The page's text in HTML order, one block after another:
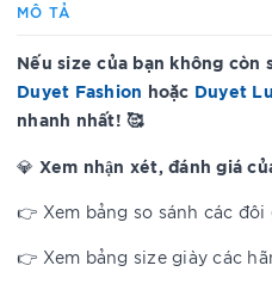
MÔ TẢ
Nếu size của bạn không còn
Duyet Fashion hoặc Duyet
nhanh nhất! 🥰
💎 Xem nhận xét, đánh giá
👉 Xem bảng so sánh các
👉 Xem bảng size giày các